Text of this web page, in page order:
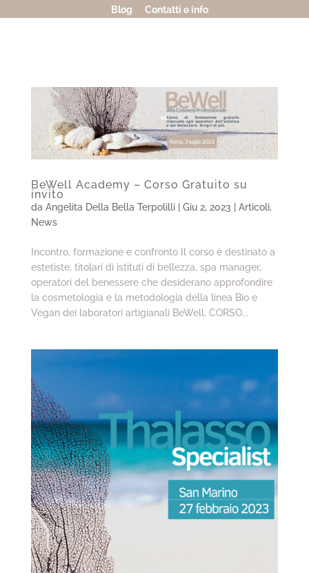
Blog Contatti e info
BeWell Academy – Corso Gratuito su
invito
da Angelita Della Bella Terpolilli| Giu 2, 2023 Articoli,
News
Incontro, formazione e confronto Il corso è destinato a
estetiste, titolari di istituti di bellezza, spa manager,
operatori del benessere che desiderano approfondire
la cosmetologia e la metodologia della linea Bio e
Vegan dei laboratori artigianali BeWell. CORSO...